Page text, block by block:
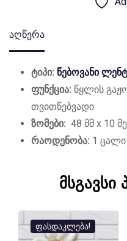
აღწერა
ტიპი: წებოვანი
ფუნქცია: წყლის
თვითწებვადი
ზომები: 48 მმ x 10
რაოდენობა: 1 ცალი
მსგავსი
ფასდაკლება!